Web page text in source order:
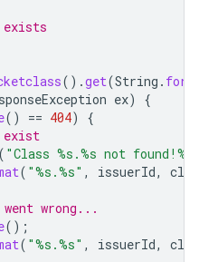
().get(String .
ex)
{
() == 404)
{
exist
( "Class %s.%s not
( "%s.%s" , issuerId,
wrong...
();
( "%s.%s" , issuerId,